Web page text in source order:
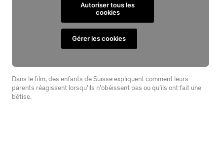
Autoriser tous les
cookies
Gérer les cookies
Dans le film, des enfants de Suisse expliquent comment leurs
parents réagissent lorsqu’ils n’obéissent pas ou qu’ils ont fait une
bêtise.